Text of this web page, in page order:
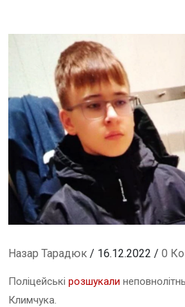
Назар Тарадюк / 16.12.2022 / 0
Поліцейські розшукали
Климчука.